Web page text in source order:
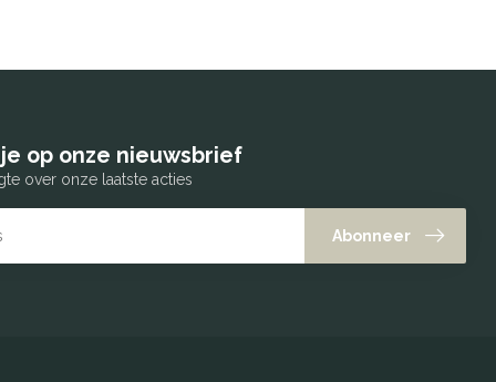
op onze nieuwsbrief
over onze laatste acties
Abonneer